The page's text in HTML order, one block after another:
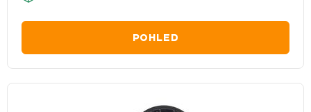
POHLED